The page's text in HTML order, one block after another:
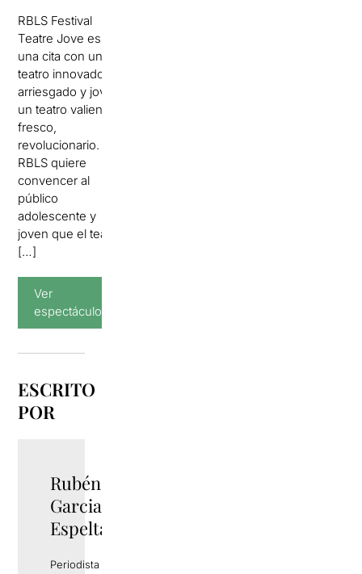
RBLS Festival
Teatre Jove es
una cita con un
teatro innovador,
arriesgado y joven,
un teatro valiente,
fresco,
revolucionario.
RBLS quiere
convencer al
público
adolescente y
joven que el teatro
[…]
Ver
espectáculos
ESCRITO
POR
Rubén
Garcia
Espelta
Periodista y gestor